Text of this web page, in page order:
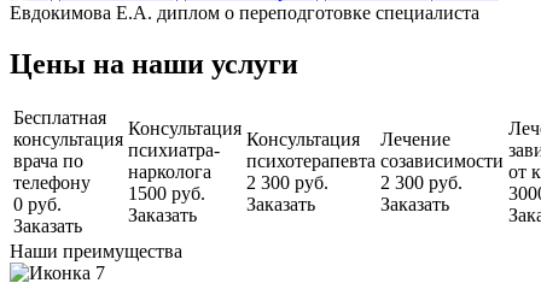
Евдокимова Е.А. диплом о переподготовке специалиста
Цены на наши услуги
Бесплатная
консультация
врача по
телефону
0 руб.
Заказать
Консультация
психиатра-
нарколога
1500 руб.
Заказать
Консультация
психотерапевта
2 300 руб.
Заказать
Лечение
созависимости
2 300 руб.
Заказать
от
Наши преимущества